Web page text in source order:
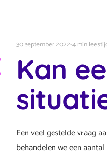
30 september 2022-4 min
Kan
Een veel gestelde vraag
behandelen we een